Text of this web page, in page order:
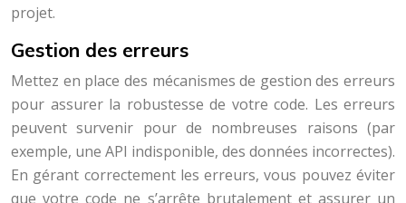
projet.
Gestion des erreurs
Mettez en place des mécanismes de gestion des erreurs
pour assurer la robustesse de votre code. Les erreurs
peuvent survenir pour de nombreuses raisons (par
exemple, une API indisponible, des données incorrectes).
En gérant correctement les erreurs, vous pouvez éviter
que votre code ne s’arrête brutalement et assurer un